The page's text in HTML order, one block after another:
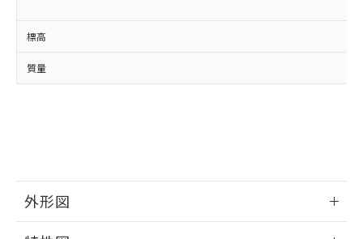
標高
質量
外形図